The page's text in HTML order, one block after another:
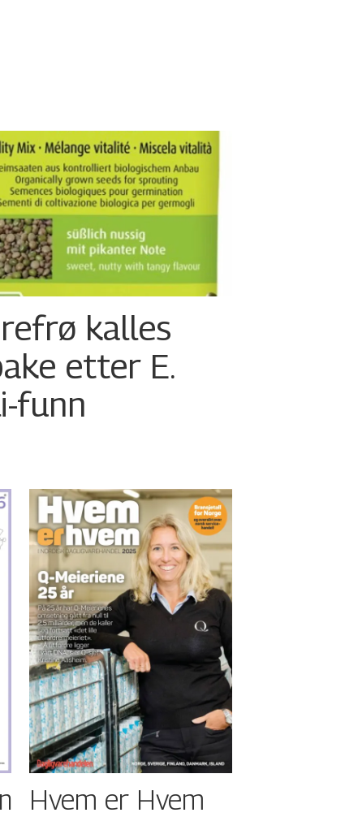
kalles
etter E.
funn
Hvem er Hvem